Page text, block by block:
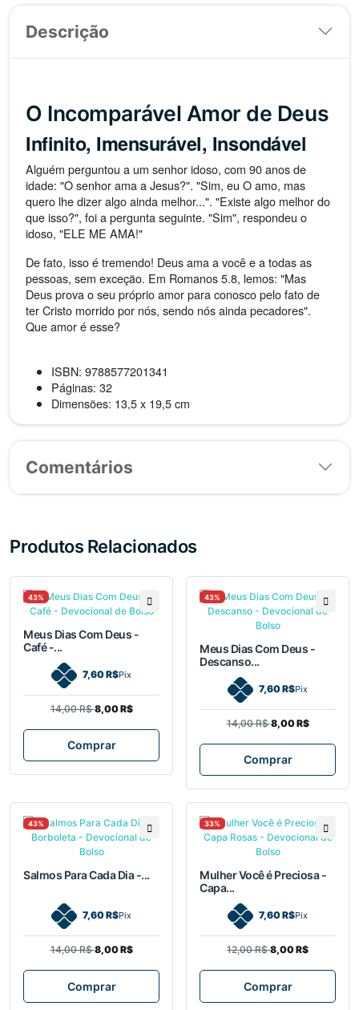
Descrição
O Incomparável Amor de Deus
Infinito, Imensurável, Insondável
Alguém perguntou a um senhor idoso, com 90 anos de
idade: "O senhor ama a Jesus?". "Sim, eu O amo, mas
quero lhe dizer algo ainda melhor...". "Existe algo melhor do
que isso?", foi a pergunta seguinte. "Sim", respondeu o
idoso, "ELE ME AMA!"
De fato, isso é tremendo! Deus ama a você e a todas as
pessoas, sem exceção. Em Romanos 5.8, lemos: "Mas
Deus prova o seu próprio amor para conosco pelo fato de
ter Cristo morrido por nós, sendo nós ainda pecadores".
Que amor é esse?
ISBN: 9788577201341
Páginas: 32
Dimensões: 13,5 x 19,5 cm
Comentários
Produtos Relacionados
43%
Meus Dias Com Deus -
Café -...
7,60 R$Pix
14,00 R$8,00 R$
Comprar
43%
Meus Dias Com Deus -
Descanso...
7,60 R$Pix
14,00 R$8,00 R$
Comprar
43%
Salmos Para Cada Dia -...
7,60 R$Pix
14,00 R$8,00 R$
Comprar
33%
Mulher Você é Preciosa -
Capa...
7,60 R$Pix
12,00 R$8,00 R$
Comprar